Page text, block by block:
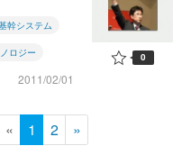
幹システム
ロジー
2011/02/01
0
« 1 2 »